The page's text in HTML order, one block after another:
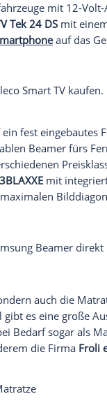
Solarmodul
LED-Technik
Royal Line II LED
Smart TVTek 24
vom